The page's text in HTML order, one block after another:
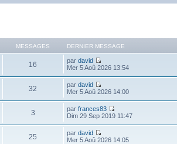
MESSAGES DERNIER MESSAGE
16 pardavid
Mer 5 Aoû 2026 13:54
32 pardavid
Mer 5 Aoû 2026 14:00
3 parfrances83
Dim 29 Sep 2019 11:47
25 pardavid
Mer 5 Aoû 2026 14:05